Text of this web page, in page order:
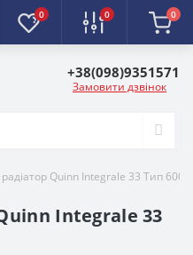
0 0 0
+38(098)9351571
Замовити дзвінок
Quinn Integrale 33 Тип
Integrale 33